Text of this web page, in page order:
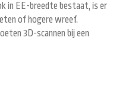
in EE-breedte bestaat, is er
of hogere wreef.
3D-scannen bij een